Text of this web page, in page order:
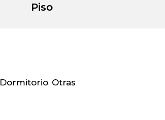
Piso
Dormitorio, Otras